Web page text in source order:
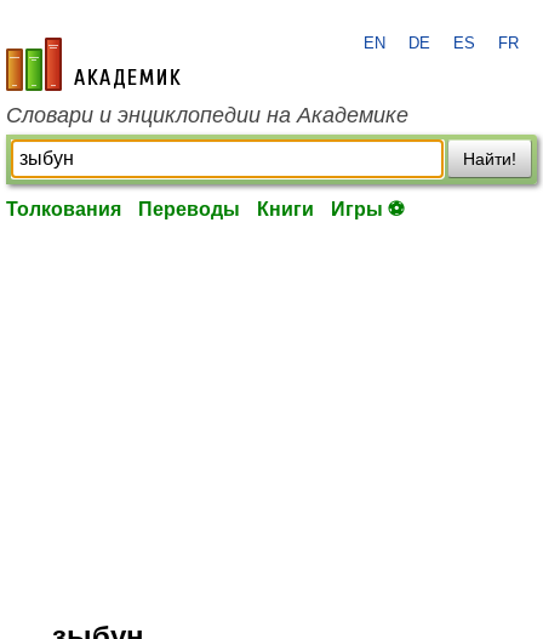
academic.ru
EN DE ES FR
Словари и энциклопедии на Академике
Найти!
Толкования Переводы Книги Игры ⚽